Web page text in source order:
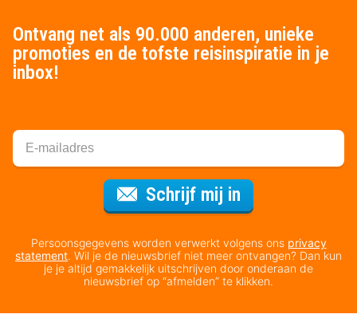
Ontvang net als 90.000 anderen, unieke
promoties en de tofste reisinspiratie in je
inbox!
Schrijf mij in
Persoonsgegevens worden verwerkt volgens ons privacy
statement. Wil je de nieuwsbrief niet meer ontvangen? Dan kun
je je altijd gemakkelijk uitschrijven door onderaan de
nieuwsbrief op “afmelden” te klikken.